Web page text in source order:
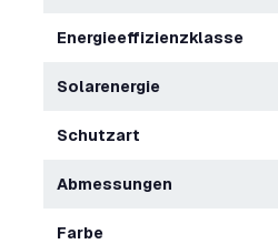
Energieeffizienzklasse
Solarenergie
Schutzart
Abmessungen
Farbe